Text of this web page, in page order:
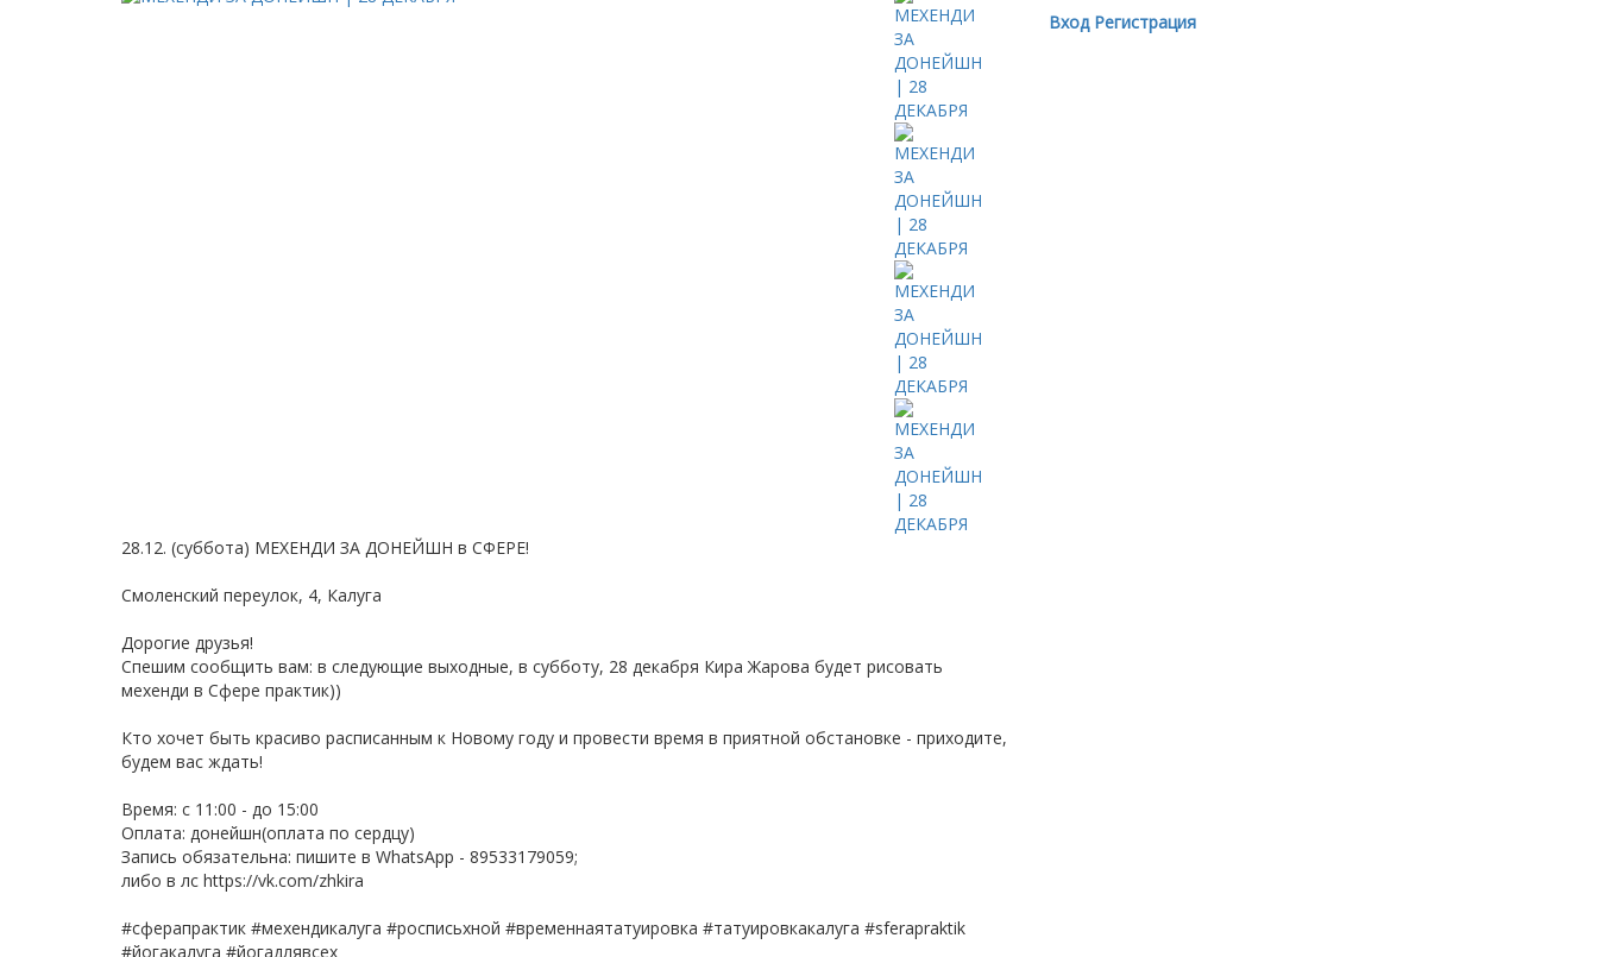
28.12. (суббота) МЕХЕНДИ ЗА ДОНЕЙШН в СФЕРЕ!
Смоленский переулок, 4, Калуга
Дорогие друзья!
Спешим сообщить вам: в следующие выходные, в субботу, 28 декабря Кира Жарова будет рисовать
мехенди в Сфере практик))
Кто хочет быть красиво расписанным к Новому году и провести время в приятной обстановке - приходите,
будем вас ждать!
Время: с 11:00 - до 15:00
Оплата: донейшн(оплата по сердцу)
Запись обязательна: пишите в WhatsApp - 89533179059;
либо в лс https://vk.com/zhkira
#сферапрактик #мехендикалуга #росписьхной #временнаятатуировка #татуировкакалуга #sferapraktik
#йогакалуга #йогадлявсех
Вход Регистрация